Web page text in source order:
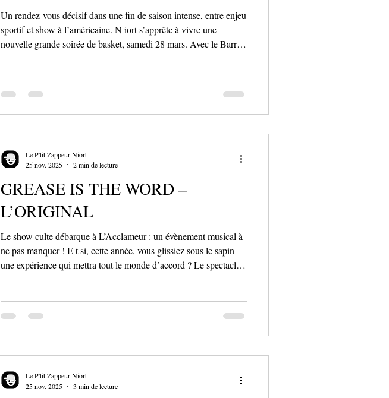
Un rendez-vous décisif dans une fin de saison intense, entre enjeu
sportif et show à l’américaine. N iort s’apprête à vivre une
nouvelle grande soirée de basket, samedi 28 mars. Avec le Barra
tous, l’événement s’adresse autant aux amateurs de basket qu’à
ceux qui souhaitent découvrir l’
GREASE IS THE WORD –
L’ORIGINAL
Le show culte débarque à L’Acclameur : un évènement musical à
ne pas manquer ! E t si, cette année, vous glissiez sous le sapin
une expérience qui mettra tout le monde d’accord ? Le spectacle
énergie débordante… Cette adaptation fidèle à l’univers du film
culte promet une immersion totale dans l’
Le P'tit Zappeur Niort
25 nov. 2025
2 min de lecture
Le P'tit Zappeur Niort
25 nov. 2025
3 min de lecture